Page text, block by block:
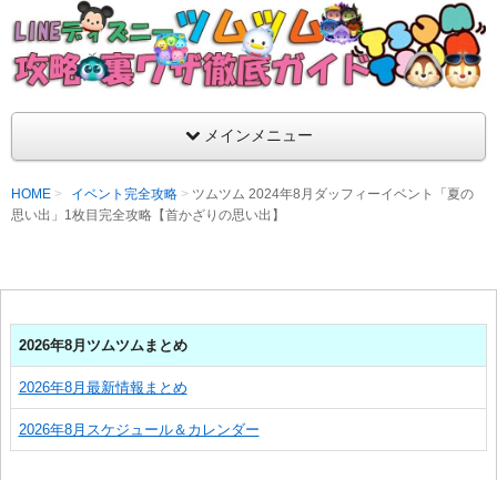
LINEディズニー ツムツム攻略・裏ワザ徹底
支持率No1！痒いところに手が届くツムツム攻略サイト！新ツ
ラ評価も丁寧に解説！ツムツムを120％楽しめるサイトを目指し
メインメニュー
HOME イベント完全攻略
ツムツム 2024年8月ダッフィーイベント「夏の
思い出」1枚目完全攻略【首かざりの思い出】
2026年8月ツムツムまとめ
2026年8月最新情報まとめ
2026年8月スケジュール＆カレンダー